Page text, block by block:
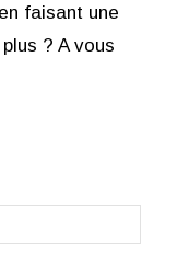
faisant une
? A vous